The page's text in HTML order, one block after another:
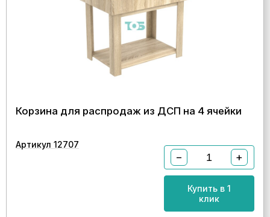
Корзина для распродаж из ДСП на 4 ячейки
Артикул 12707
− +
Купить в 1
клик